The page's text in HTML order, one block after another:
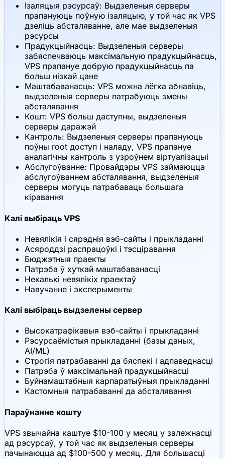
Ізаляцыя рэсурсаў: Выдзеленыя серверы
прапануюць поўную ізаляцыю, у той час як VPS
дзеліць абсталяванне, але мае выдзеленыя
рэсурсы
Прадукцыйнасць: Выдзеленыя серверы
забяспечваюць максімальную прадукцыйнасць,
VPS прапануе добрую прадукцыйнасць па
больш нізкай цане
Маштабаванасць: VPS можна лёгка абнавіць,
выдзеленыя серверы патрабуюць змены
абсталявання
Кошт: VPS больш даступны, выдзеленыя
серверы даражэй
Кантроль: Выдзеленыя серверы прапануюць
поўны root доступ і наладу, VPS прапануе
аналагічны кантроль з узроўнем віртуалізацыі
Абслугоўванне: Провайдэры VPS займаюцца
абслугоўваннем абсталявання, выдзеленыя
серверы могуць патрабаваць большага
кіравання
Калі выбіраць VPS
Невялікія і сярэднія вэб-сайты і прыкладанні
Асяроддзі распрацоўкі і тэсціравання
Бюджэтныя праекты
Патрэба ў хуткай маштабаванасці
Некалькі невялікіх праектаў
Навучанне і эксперыменты
Калі выбіраць выдзелены сервер
Высокатрафікавыя вэб-сайты і прыкладанні
Рэсурсаёмістыя прыкладанні (базы даных,
AI/ML)
Строгія патрабаванні да бяспекі і адпаведнасці
Патрэба ў максімальнай прадукцыйнасці
Буйнамаштабныя карпаратыўныя прыкладанні
Кастомныя патрабаванні да абсталявання
Параўнанне кошту
VPS звычайна каштуе $10-100 у месяц у залежнасці
ад рэсурсаў, у той час як выдзеленыя серверы
пачынаюцца ад $100-500 у месяц. Для большасці